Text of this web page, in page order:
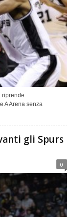
riprende
A Arena senza
gli Spurs
0